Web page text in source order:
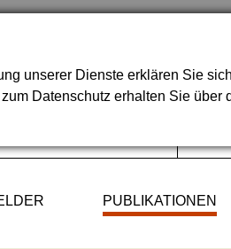
unserer Dienste erklären Sie
Datenschutz erhalten Sie über
PUBLIKATIONEN